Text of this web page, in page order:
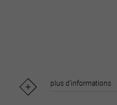
plus d'informations